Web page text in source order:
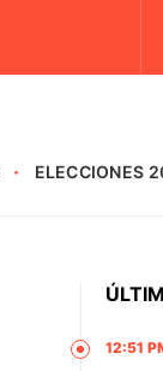
ELECCIONES
12:51